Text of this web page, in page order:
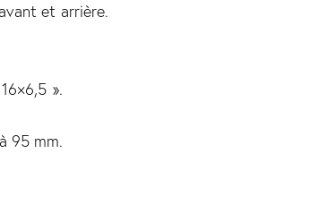
et arrière.
».
95 mm.